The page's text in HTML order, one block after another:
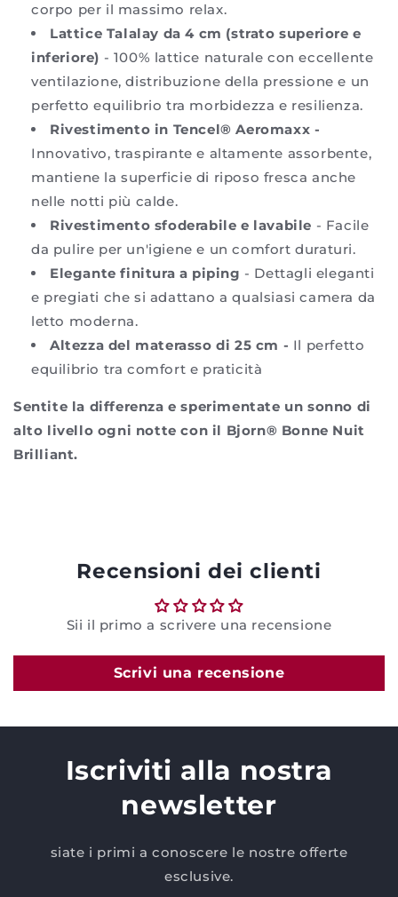
corpo per il massimo relax.
Lattice Talalay da 4 cm (strato superiore e
inferiore) - 100% lattice naturale con eccellente
ventilazione, distribuzione della pressione e un
perfetto equilibrio tra morbidezza e resilienza.
Rivestimento in Tencel® Aeromaxx -
Innovativo, traspirante e altamente assorbente,
mantiene la superficie di riposo fresca anche
nelle notti più calde.
Rivestimento sfoderabile e lavabile - Facile
da pulire per un'igiene e un comfort duraturi.
Elegante finitura a piping - Dettagli eleganti
e pregiati che si adattano a qualsiasi camera da
letto moderna.
Altezza del materasso di 25 cm - Il perfetto
equilibrio tra comfort e praticità
Sentite la differenza e sperimentate un sonno di
alto livello ogni notte con il Bjorn® Bonne Nuit
Brilliant.
Recensioni dei clienti
Sii il primo a scrivere una recensione
Scrivi una recensione
Iscriviti alla nostra
newsletter
siate i primi a conoscere le nostre offerte
esclusive.